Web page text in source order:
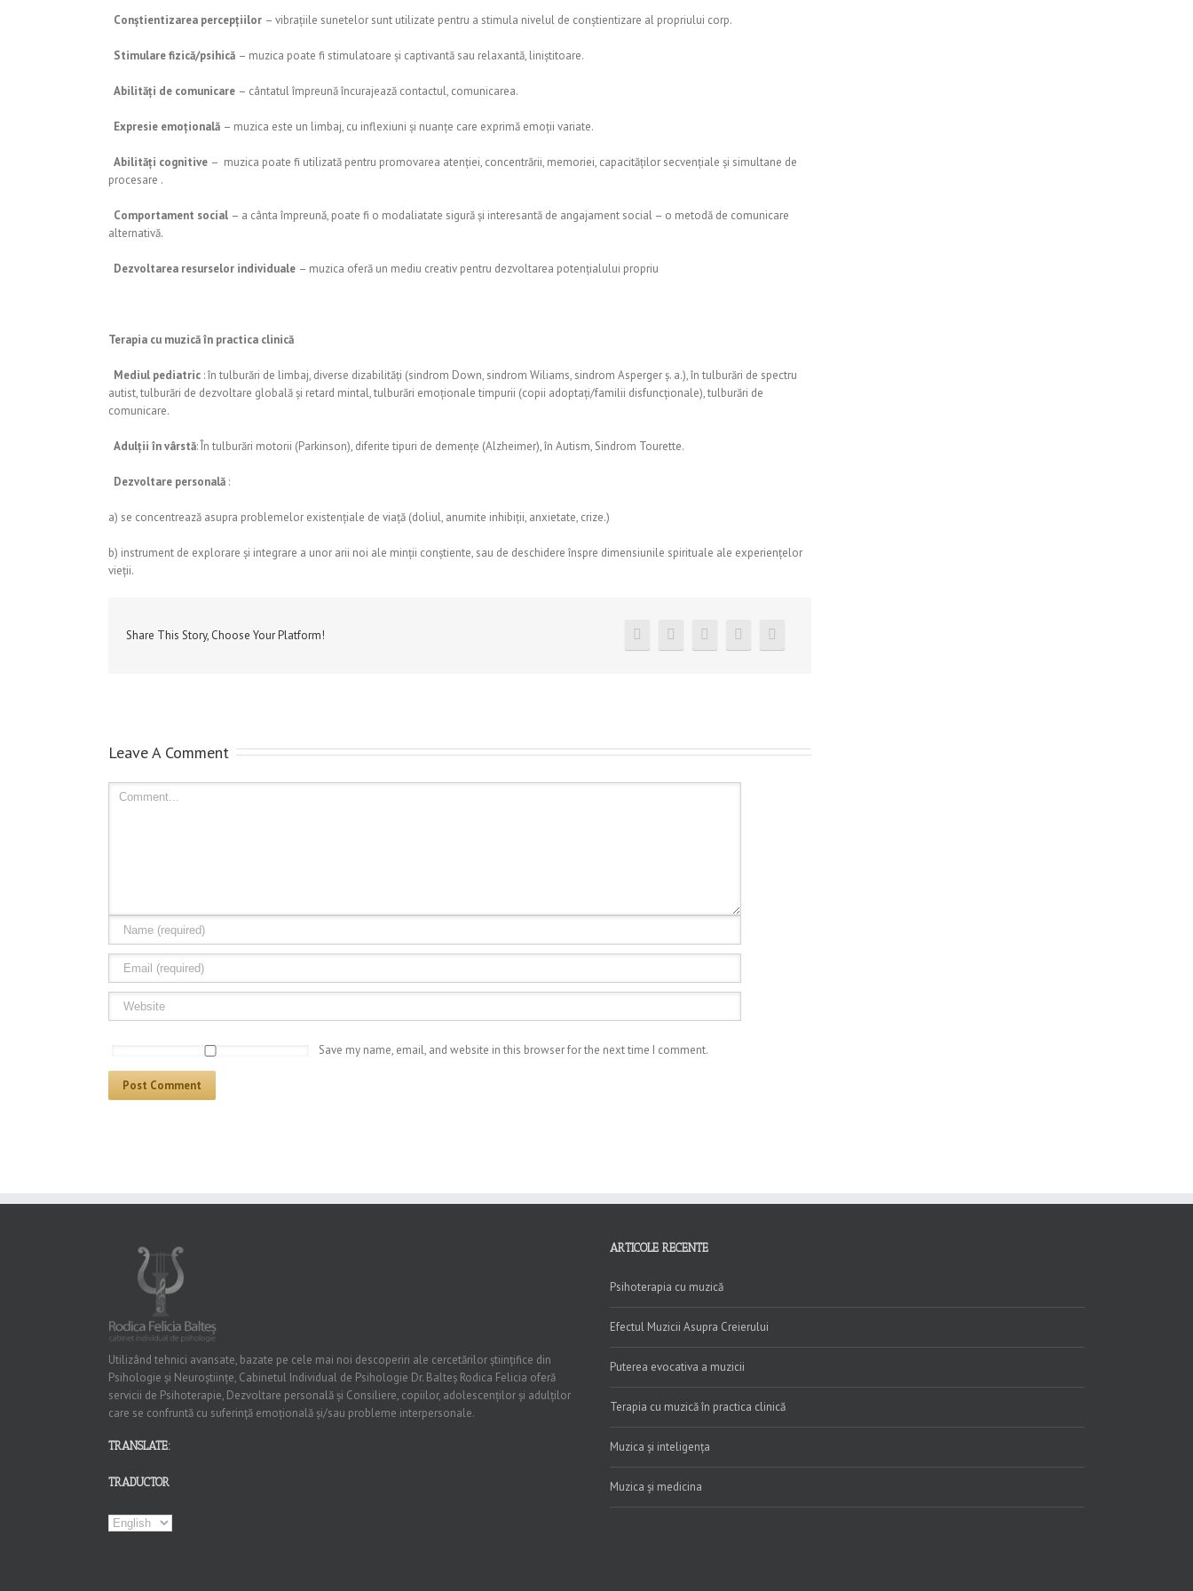
Conștientizarea percepțiilor – vibrațiile sunetelor sunt utilizate pentru a stimula nivelul de conștientizare al propriului corp.
Stimulare fizică/psihică – muzica poate fi stimulatoare și captivantă sau relaxantă, liniștitoare.
Abilități de comunicare – cântatul împreună încurajează contactul, comunicarea.
Expresie emoțională – muzica este un limbaj, cu inflexiuni și nuanțe care exprimă emoții variate.
Abilități cognitive – muzica poate fi utilizată pentru promovarea atenției, concentrării, memoriei, capacităților secvențiale și simultane de
procesare .
Comportament social – a cânta împreună, poate fi o modaliatate sigură și interesantă de angajament social – o metodă de comunicare
alternativă.
Dezvoltarea resurselor individuale – muzica oferă un mediu creativ pentru dezvoltarea potențialului propriu
Terapia cu muzică în practica clinică
Mediul pediatric : în tulburări de limbaj, diverse dizabilități (sindrom Down, sindrom Wiliams, sindrom Asperger ș. a.), în tulburări de spectru
autist, tulburări de dezvoltare globală și retard mintal, tulburări emoționale timpurii (copii adoptați/familii disfuncționale), tulburări de
comunicare.
Adulții în vârstă: În tulburări motorii (Parkinson), diferite tipuri de demențe (Alzheimer), în Autism, Sindrom Tourette.
Dezvoltare personală :
a) se concentrează asupra problemelor existențiale de viață (doliul, anumite inhibiții, anxietate, crize.)
b) instrument de explorare și integrare a unor arii noi ale minții conștiente, sau de deschidere înspre dimensiunile spirituale ale experiențelor
vieții.
Share This Story, Choose Your Platform!
Leave A Comment
Save my name, email, and website in this browser for the next time I comment.
Utilizând tehnici avansate, bazate pe cele mai noi descoperiri ale cercetărilor științifice din
Psihologie și Neuroștiințe, Cabinetul Individual de Psihologie Dr. Balteș Rodica Felicia oferă
servicii de Psihoterapie, Dezvoltare personală și Consiliere, copiilor, adolescenților și adulților
care se confruntă cu suferință emoțională și/sau probleme interpersonale.
TRANSLATE:
TRADUCTOR
ARTICOLE RECENTE
Psihoterapia cu muzică
Efectul Muzicii Asupra Creierului
Puterea evocativa a muzicii
Terapia cu muzică în practica clinică
Muzica și inteligența
Muzica și medicina